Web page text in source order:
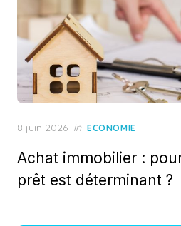
Posted
8 juin 2026 in ECONOMIE
Achat immobilier :
prêt est déterminant ?